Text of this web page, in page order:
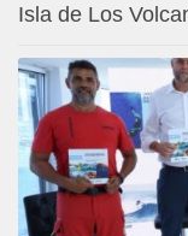
Isla de Los